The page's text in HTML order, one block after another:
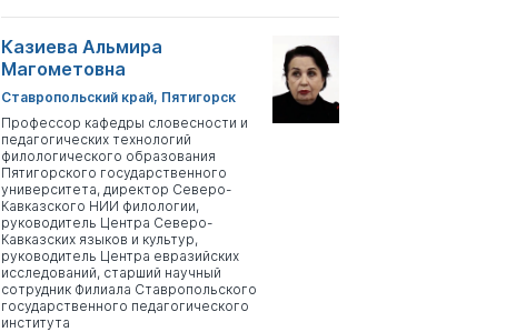
Казиева Альмира
Магометовна
Ставропольский край, Пятигорск
Профессор кафедры словесности и
педагогических технологий
филологического образования
Пятигорского государственного
университета, директор Северо-
Кавказского НИИ филологии,
руководитель Центра Северо-
Кавказских языков и культур,
руководитель Центра евразийских
исследований, старший научный
сотрудник Филиала Ставропольского
государственного педагогического
института